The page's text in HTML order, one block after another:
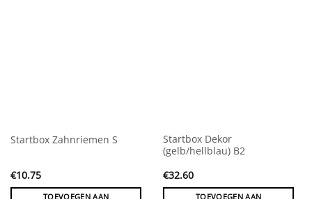
Startbox Zahnriemen S
€10.75
TOEVOEGEN AAN
Startbox Dekor
(gelb/hellblau) B2
€32.60
TOEVOEGEN AAN